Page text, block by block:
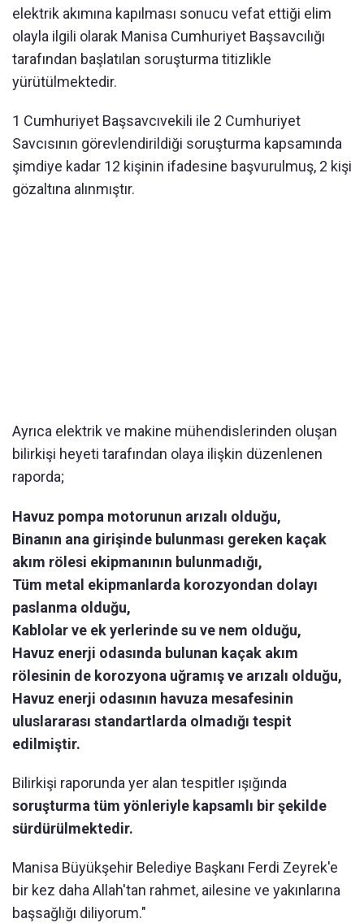
elektrik akımına kapılması sonucu vefat ettiği elim
olayla ilgili olarak Manisa Cumhuriyet Başsavcılığı
tarafından başlatılan soruşturma titizlikle
yürütülmektedir.
1 Cumhuriyet Başsavcıvekili ile 2 Cumhuriyet
Savcısının görevlendirildiği soruşturma kapsamında
şimdiye kadar 12 kişinin ifadesine başvurulmuş, 2 kişi
gözaltına alınmıştır.
Ayrıca elektrik ve makine mühendislerinden oluşan
bilirkişi heyeti tarafından olaya ilişkin düzenlenen
raporda;
Havuz pompa motorunun arızalı olduğu,
Binanın ana girişinde bulunması gereken kaçak
akım rölesi ekipmanının bulunmadığı,
Tüm metal ekipmanlarda korozyondan dolayı
paslanma olduğu,
Kablolar ve ek yerlerinde su ve nem olduğu,
Havuz enerji odasında bulunan kaçak akım
rölesinin de korozyona uğramış ve arızalı olduğu,
Havuz enerji odasının havuza mesafesinin
uluslararası standartlarda olmadığı tespit
edilmiştir.
Bilirkişi raporunda yer alan tespitler ışığında
soruşturma tüm yönleriyle kapsamlı bir şekilde
sürdürülmektedir.
Manisa Büyükşehir Belediye Başkanı Ferdi Zeyrek'e
bir kez daha Allah'tan rahmet, ailesine ve yakınlarına
başsağlığı diliyorum."